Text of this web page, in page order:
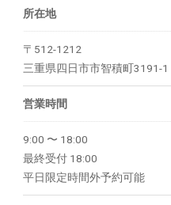
所在地
〒512-1212
三重県四日市市智積町3191-1
営業時間
9:00 〜 18:00
最終受付 18:00
平日限定時間外予約可能